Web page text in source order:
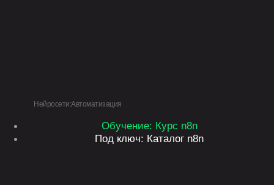
Нейросети:Автоматизация
Обучение: Курс n8n
Под ключ: Каталог n8n